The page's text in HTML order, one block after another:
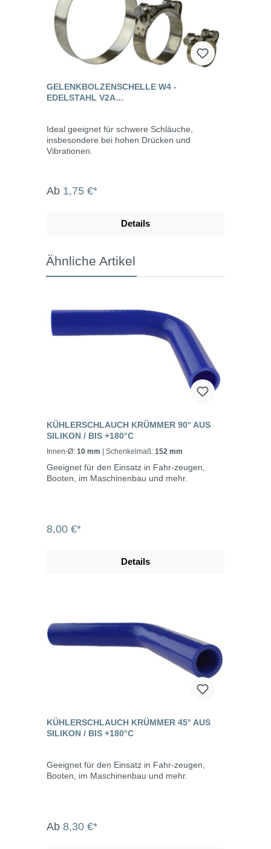
GELENKBOLZENSCHELLE W4 -
EDELSTAHL V2A
Ideal geeignet für schwere Schläuche,
insbesondere bei hohen Drücken und
Vibrationen.
Ab 1,75 €*
Details
Ähnliche Artikel
KÜHLERSCHLAUCH KRÜMMER 90° AUS
SILIKON / BIS +180°C
Innen-Ø: 10 mm | Schenkelmaß: 152 mm
Geeignet für den Einsatz in Fahr-zeugen,
Booten, im Maschinenbau und mehr.
8,00 €*
Details
KÜHLERSCHLAUCH KRÜMMER 45° AUS
SILIKON / BIS +180°C
Geeignet für den Einsatz in Fahr-zeugen,
Booten, im Maschinenbau und mehr.
Ab 8,30 €*